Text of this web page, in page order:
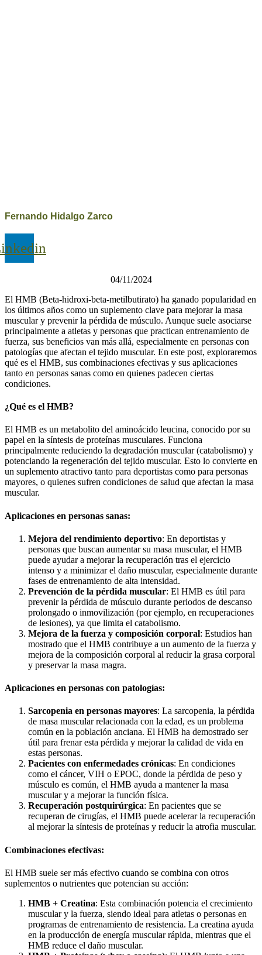
Fernando Hidalgo Zarco
04/11/2024
El HMB (Beta-hidroxi-beta-metilbutirato) ha ganado popularidad en
los últimos años como un suplemento clave para mejorar la masa
muscular y prevenir la pérdida de músculo. Aunque suele asociarse
principalmente a atletas y personas que practican entrenamiento de
fuerza, sus beneficios van más allá, especialmente en personas con
patologías que afectan el tejido muscular. En este post, exploraremos
qué es el HMB, sus combinaciones efectivas y sus aplicaciones
tanto en personas sanas como en quienes padecen ciertas
condiciones.
¿Qué es el HMB?
El HMB es un metabolito del aminoácido leucina, conocido por su
papel en la síntesis de proteínas musculares. Funciona
principalmente reduciendo la degradación muscular (catabolismo) y
potenciando la regeneración del tejido muscular. Esto lo convierte en
un suplemento atractivo tanto para deportistas como para personas
mayores, o quienes sufren condiciones de salud que afectan la masa
muscular.
Aplicaciones en personas sanas:
Mejora del rendimiento deportivo: En deportistas y
personas que buscan aumentar su masa muscular, el HMB
puede ayudar a mejorar la recuperación tras el ejercicio
intenso y a minimizar el daño muscular, especialmente durante
fases de entrenamiento de alta intensidad.
Prevención de la pérdida muscular: El HMB es útil para
prevenir la pérdida de músculo durante periodos de descanso
prolongado o inmovilización (por ejemplo, en recuperaciones
de lesiones), ya que limita el catabolismo.
Mejora de la fuerza y composición corporal: Estudios han
mostrado que el HMB contribuye a un aumento de la fuerza y
mejora de la composición corporal al reducir la grasa corporal
y preservar la masa magra.
Aplicaciones en personas con patologías:
Sarcopenia en personas mayores: La sarcopenia, la pérdida
de masa muscular relacionada con la edad, es un problema
común en la población anciana. El HMB ha demostrado ser
útil para frenar esta pérdida y mejorar la calidad de vida en
estas personas.
Pacientes con enfermedades crónicas: En condiciones
como el cáncer, VIH o EPOC, donde la pérdida de peso y
músculo es común, el HMB ayuda a mantener la masa
muscular y a mejorar la función física.
Recuperación postquirúrgica: En pacientes que se
recuperan de cirugías, el HMB puede acelerar la recuperación
al mejorar la síntesis de proteínas y reducir la atrofia muscular.
Combinaciones efectivas:
El HMB suele ser más efectivo cuando se combina con otros
suplementos o nutrientes que potencian su acción:
HMB + Creatina: Esta combinación potencia el crecimiento
muscular y la fuerza, siendo ideal para atletas o personas en
programas de entrenamiento de resistencia. La creatina ayuda
en la producción de energía muscular rápida, mientras que el
HMB reduce el daño muscular.